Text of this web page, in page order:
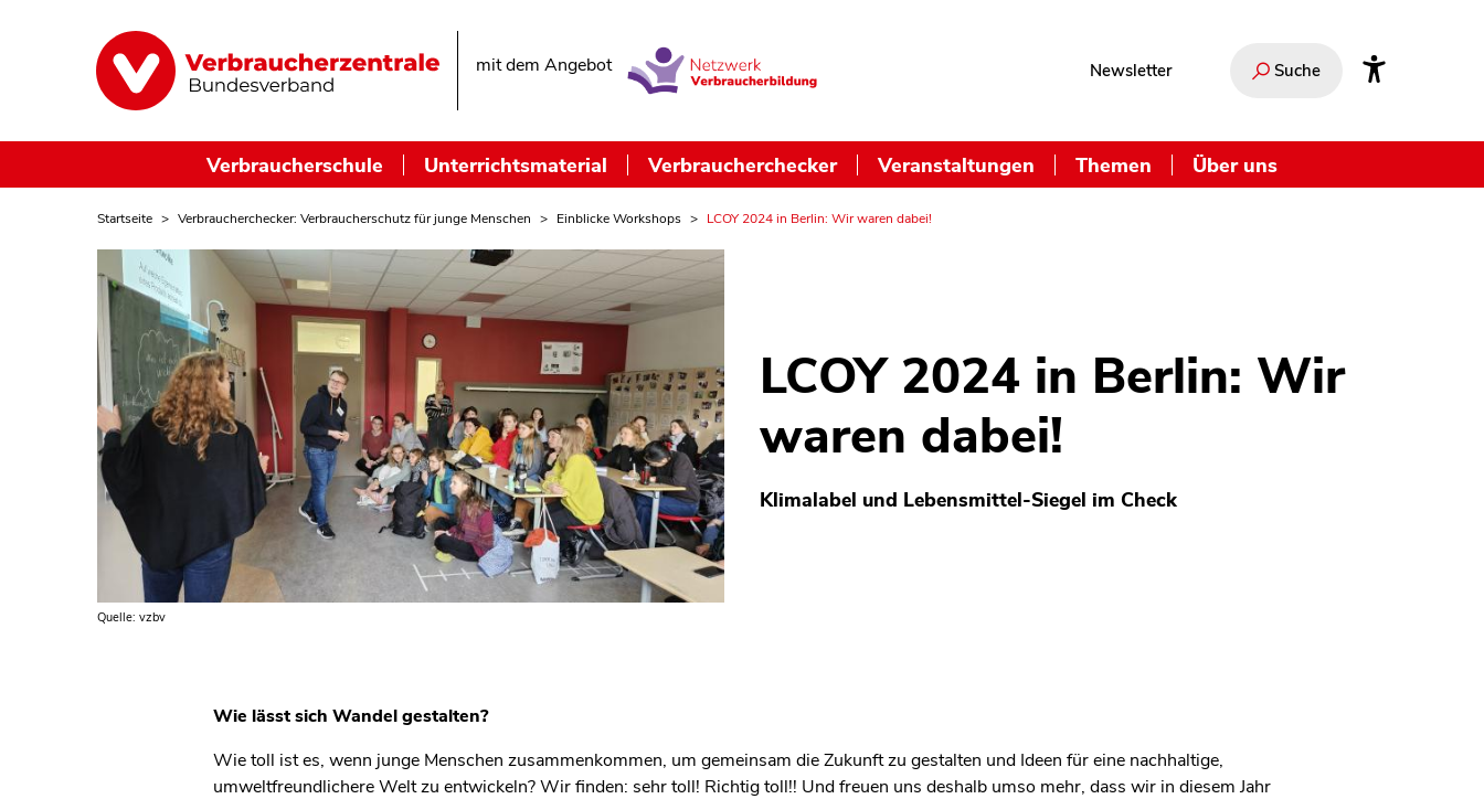
mit dem Angebot Newsletter Suche
Verbraucherschule Unterrichtsmaterial Verbraucherchecker Veranstaltungen Themen Über uns
Startseite Verbraucherchecker: Verbraucherschutz für junge Menschen Einblicke Workshops LCOY 2024 in Berlin: Wir waren dabei!
Quelle: vzbv
LCOY 2024 in Berlin: Wir
waren dabei!
Klimalabel und Lebensmittel-Siegel im Check
Wie lässt sich Wandel gestalten?
Wie toll ist es, wenn junge Menschen zusammenkommen, um gemeinsam die Zukunft zu gestalten und Ideen für eine nachhaltige,
umweltfreundlichere Welt zu entwickeln? Wir finden: sehr toll! Richtig toll!! Und freuen uns deshalb umso mehr, dass wir in diesem Jahr